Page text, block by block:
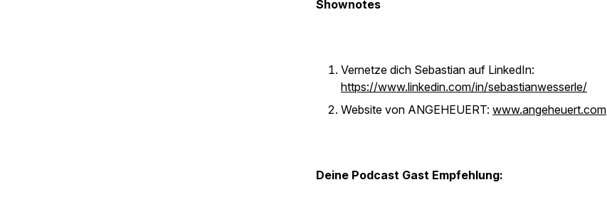
Shownotes
Vernetze dich Sebastian auf LinkedIn:
https://www.linkedin.com/in/sebastianwesserle/
Website von ANGEHEUERT: www.angeheuert.com
Deine Podcast Gast Empfehlung: